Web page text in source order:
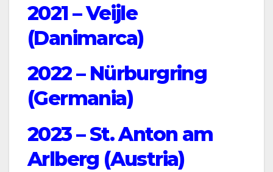
2021 – Veijle
(Danimarca)
2022 – Nürburgring
(Germania)
2023 – St. Anton am
Arlberg (Austria)